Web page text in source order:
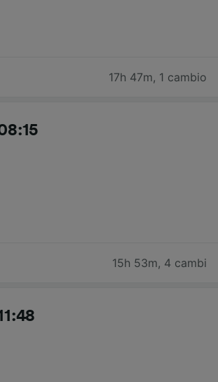
17h 47m, 1 cambio
15h 53m, 4 cambi